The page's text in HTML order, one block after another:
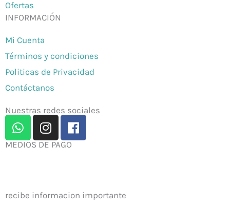
Ofertas
INFORMACIÓN
Mi Cuenta
Términos y condiciones
Politicas de Privacidad
Contáctanos
Nuestras redes sociales
W
h
a
p
I
n
s
r
F
a
o
MEDIOS DE PAGO
recibe informacion importante